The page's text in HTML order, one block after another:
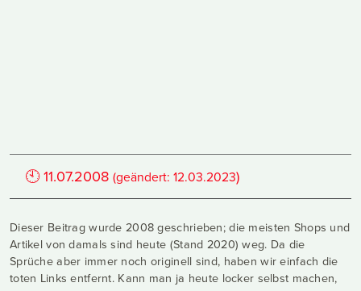
🕙11.07.2008 (geändert:12.03.2023)
Dieser Beitrag wurde 2008 geschrieben; die meisten Shops und
Artikel von damals sind heute (Stand 2020) weg. Da die
Sprüche aber immer noch originell sind, haben wir einfach die
toten Links entfernt. Kann man ja heute locker selbst machen,